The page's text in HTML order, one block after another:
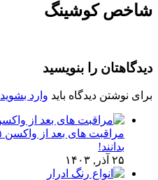
شاخص کوشینگ
دیدگاهتان را بنویسید
برای نوشتن دیدگاه باید وارد بشوید
بدانند!
۲۵ آذر, ۱۴۰۳